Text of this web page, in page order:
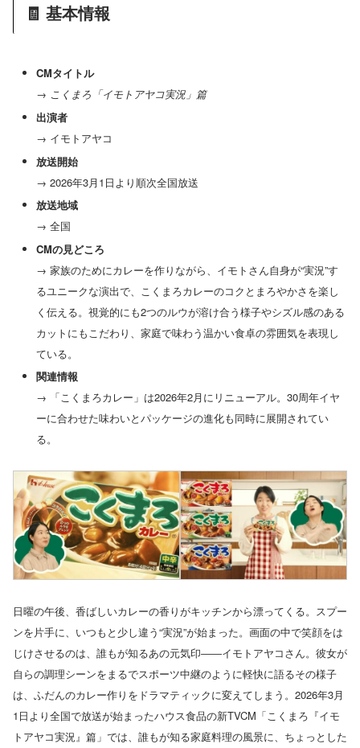
🧾 基本情報
CMタイトル
→ こくまろ「イモトアヤコ実況」篇
出演者
→ イモトアヤコ
放送開始
→ 2026年3月1日より順次全国放送
放送地域
→ 全国
CMの見どころ
→ 家族のためにカレーを作りながら、イモトさん自身が“実況”す
るユニークな演出で、こくまろカレーのコクとまろやかさを楽し
く伝える。視覚的にも2つのルウが溶け合う様子やシズル感のある
カットにもこだわり、家庭で味わう温かい食卓の雰囲気を表現し
ている。
関連情報
→ 「こくまろカレー」は2026年2月にリニューアル。30周年イヤ
ーに合わせた味わいとパッケージの進化も同時に展開されてい
る。
日曜の午後、香ばしいカレーの香りがキッチンから漂ってくる。スプー
ンを片手に、いつもと少し違う“実況”が始まった。画面の中で笑顔をは
じけさせるのは、誰もが知るあの元気印――イモトアヤコさん。彼女が
自らの調理シーンをまるでスポーツ中継のように軽快に語るその様子
は、ふだんのカレー作りをドラマティックに変えてしまう。2026年3月
1日より全国で放送が始まったハウス食品の新TVCM「こくまろ『イモ
トアヤコ実況』篇」では、誰もが知る家庭料理の風景に、ちょっとした